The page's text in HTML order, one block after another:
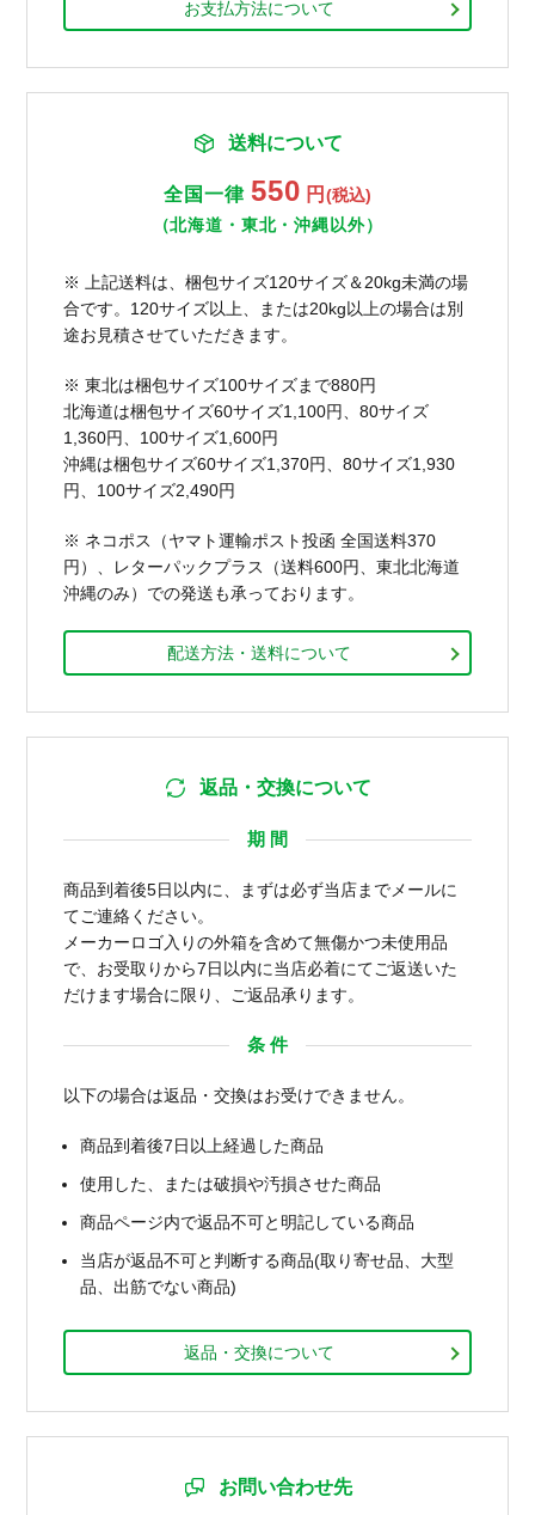
お支払方法について
送料について
全国一律 550 円 (税込)
（北海道・東北・沖縄以外）
※ 上記送料は、梱包サイズ120サイズ＆20kg未満の場
合です。120サイズ以上、または20kg以上の場合は別
途お見積させていただきます。
※ 東北は梱包サイズ100サイズまで880円
北海道は梱包サイズ60サイズ1,100円、80サイズ
1,360円、100サイズ1,600円
沖縄は梱包サイズ60サイズ1,370円、80サイズ1,930
円、100サイズ2,490円
※ ネコポス（ヤマト運輸ポスト投函 全国送料370
円）、レターパックプラス（送料600円、東北北海道
沖縄のみ）での発送も承っております。
配送方法・送料について
返品・交換について
期 間
商品到着後5日以内に、まずは必ず当店までメールに
てご連絡ください。
メーカーロゴ入りの外箱を含めて無傷かつ未使用品
で、お受取りから7日以内に当店必着にてご返送いた
だけます場合に限り、ご返品承ります。
条 件
以下の場合は返品・交換はお受けできません。
商品到着後7日以上経過した商品
使用した、または破損や汚損させた商品
商品ページ内で返品不可と明記している商品
当店が返品不可と判断する商品(取り寄せ品、大型
品、出筋でない商品)
返品・交換について
お問い合わせ先